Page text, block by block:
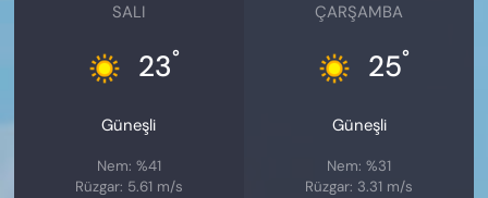
SALI
23°
Güneşli
Nem: %41
Rüzgar: 5.61 m/s
ÇARŞAMBA
25°
Güneşli
Nem: %31
Rüzgar: 3.31 m/s